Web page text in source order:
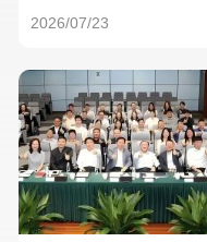
2026/07/23